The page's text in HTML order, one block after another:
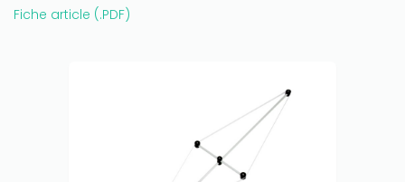
Fiche article (.PDF)